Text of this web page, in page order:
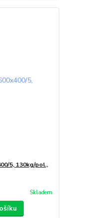
5, 130kg/pol.,
Skladem